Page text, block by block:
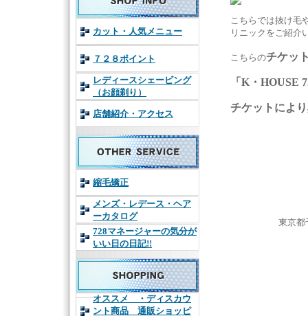
カット・人気メニュー
７２８ポイント
レディースシェービング
（お顔剃り）
店舗紹介・アクセス
縮毛矯正
メンズ・レデース・ヘア
ーカタログ
728マネージャーの気分が
いい日の日記!!
オススメ ・ディスカウ
ント商品 通販ショッピ
こちらでは抜け毛
リニックをご紹介
こちらのチケッ
「K・HOUSE
チケットによ
東京都